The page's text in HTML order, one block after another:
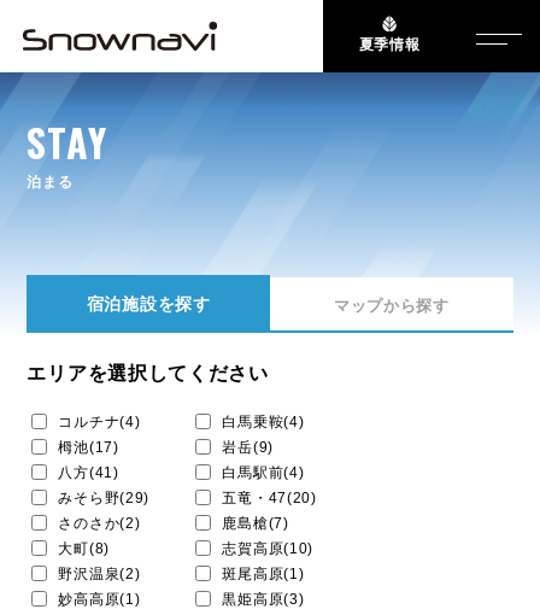
夏季情報
STAY
泊まる
宿泊施設を探す マップから探す
エリアを選択してください
コルチナ(4)
白馬乗鞍(4)
栂池(17)
岩岳(9)
八方(41)
白馬駅前(4)
みそら野(29)
五竜・47(20)
さのさか(2)
鹿島槍(7)
大町(8)
志賀高原(10)
野沢温泉(2)
斑尾高原(1)
妙高高原(1)
黒姫高原(3)